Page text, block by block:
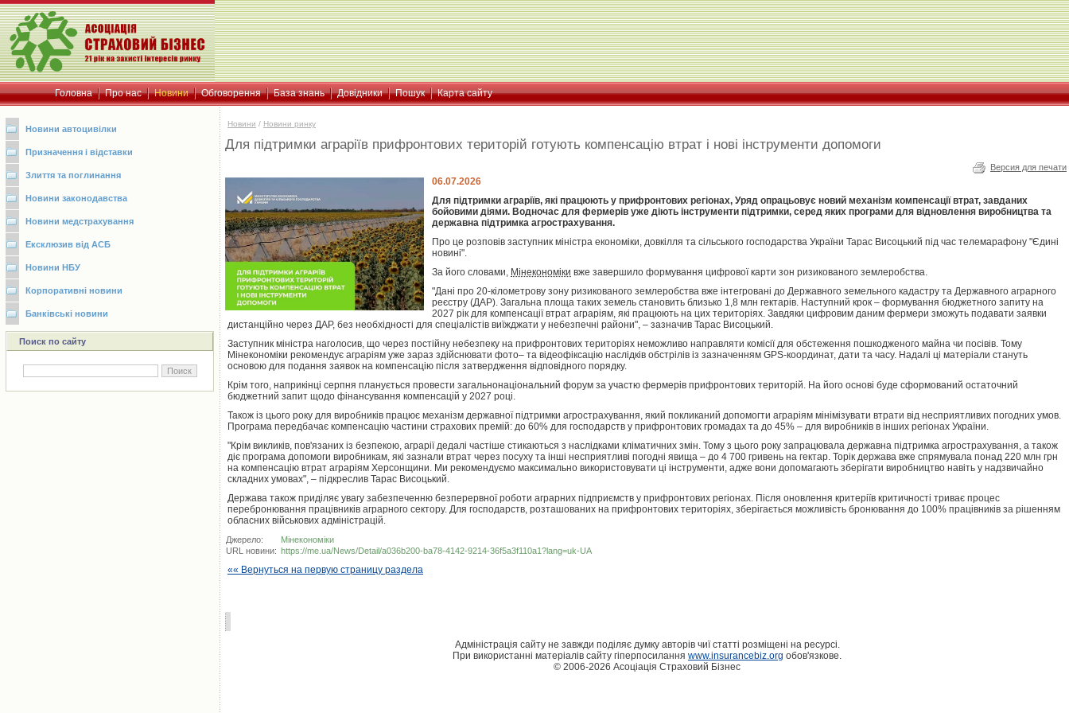
Головна Про нас Новини Обговорення База знань Довідники Пошук Карта сайту
Новини автоцивілки
Призначення і відставки
Злиття та поглинання
Новини законодавства
Новини медстрахування
Ексклюзив від АСБ
Новини НБУ
Корпоративні новини
Банківські новини
Поиск по сайту
Новини / Новини ринку
Для підтримки аграріїв прифронтових територій готують компенсацію втрат і нові інструменти допомоги
Версия для печати
06.07.2026
Для підтримки аграріїв, які працюють у прифронтових регіонах, Уряд опрацьовує новий механізм компенсації втрат, завданих
бойовими діями. Водночас для фермерів уже діють інструменти підтримки, серед яких програми для відновлення виробництва та
державна підтримка агрострахування.
Про це розповів заступник міністра економіки, довкілля та сільського господарства України Тарас Висоцький під час телемарафону "Єдині
новині".
За його словами, Мінекономіки вже завершило формування цифрової карти зон ризикованого землеробства.
"Дані про 20-кілометрову зону ризикованого землеробства вже інтегровані до Державного земельного кадастру та Державного аграрного
реєстру (ДАР). Загальна площа таких земель становить близько 1,8 млн гектарів. Наступний крок – формування бюджетного запиту на
2027 рік для компенсації втрат аграріям, які працюють на цих територіях. Завдяки цифровим даним фермери зможуть подавати заявки
дистанційно через ДАР, без необхідності для спеціалістів виїжджати у небезпечні райони", – зазначив Тарас Висоцький.
Заступник міністра наголосив, що через постійну небезпеку на прифронтових територіях неможливо направляти комісії для обстеження пошкодженого майна чи посівів. Тому
Мінекономіки рекомендує аграріям уже зараз здійснювати фото– та відеофіксацію наслідків обстрілів із зазначенням GPS-координат, дати та часу. Надалі ці матеріали стануть
основою для подання заявок на компенсацію після затвердження відповідного порядку.
Крім того, наприкінці серпня планується провести загальнонаціональний форум за участю фермерів прифронтових територій. На його основі буде сформований остаточний
бюджетний запит щодо фінансування компенсацій у 2027 році.
Також із цього року для виробників працює механізм державної підтримки агрострахування, який покликаний допомогти аграріям мінімізувати втрати від несприятливих погодних умов.
Програма передбачає компенсацію частини страхових премій: до 60% для господарств у прифронтових громадах та до 45% – для виробників в інших регіонах України.
"Крім викликів, пов'язаних із безпекою, аграрії дедалі частіше стикаються з наслідками кліматичних змін. Тому з цього року запрацювала державна підтримка агрострахування, а також
діє програма допомоги виробникам, які зазнали втрат через посуху та інші несприятливі погодні явища – до 4 700 гривень на гектар. Торік держава вже спрямувала понад 220 млн грн
на компенсацію втрат аграріям Херсонщини. Ми рекомендуємо максимально використовувати ці інструменти, адже вони допомагають зберігати виробництво навіть у надзвичайно
складних умовах", – підкреслив Тарас Висоцький.
Держава також приділяє увагу забезпеченню безперервної роботи аграрних підприємств у прифронтових регіонах. Після оновлення критеріїв критичності триває процес
перебронювання працівників аграрного сектору. Для господарств, розташованих на прифронтових територіях, зберігається можливість бронювання до 100% працівників за рішенням
обласних військових адміністрацій.
Джерело:
Мінекономіки
URL новини: https://me.ua/News/Detail/a036b200-ba78-4142-9214-36f5a3f110a1?lang=uk-UA
«« Вернуться на первую страницу раздела
Адміністрація сайту не завжди поділяє думку авторів чиї статті розміщені на ресурсі.
При використанні матеріалів сайту гіперпосилання www.insurancebiz.org обов'язкове.
© 2006-2026 Асоціація Страховий Бізнес